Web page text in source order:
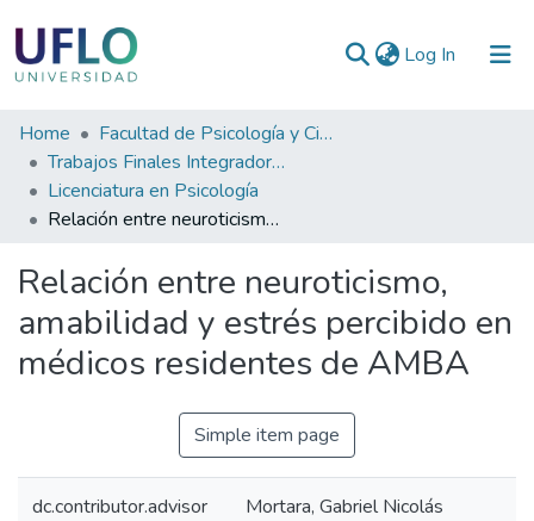
Log In (current)
Communities
&
Collections
Statistics
Home
Facultad de Psicología y Ciencias Sociales
Trabajos Finales Integradores (TFI) de Grado
Licenciatura en Psicología
Relación entre neuroticismo, amabilidad y estrés percibido en médicos residentes de AMBA
Relación entre neuroticismo,
amabilidad y estrés percibido en
médicos residentes de AMBA
Simple item page
dc.contributor.advisor Mortara, Gabriel Nicolás